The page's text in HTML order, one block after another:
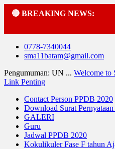
🔴 BREAKING NEWS:
Skip
0778-7340044
sma11batam@gmail.com
Pengumuman: UN ... Welcome to
Link Penting
Contact Person PPDB 2020
Download Surat
GALERI
Guru
Jadwal PPDB 2020
Kokulikuler Fase F tahun